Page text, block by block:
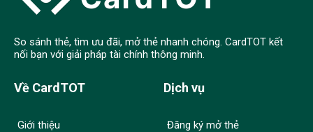
So sánh thẻ, tìm ưu đãi, mở thẻ nhanh chóng. CardTOT kết
nối bạn với giải pháp tài chính thông minh.
Về CardTOT
Giới thiệu
Dịch vụ
Đăng ký mở thẻ